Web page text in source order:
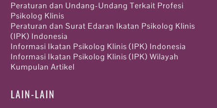
Peraturan dan Undang-Undang Terkait Profesi
Psikolog Klinis
Peraturan dan Surat Edaran Ikatan Psikolog Klinis
(IPK) Indonesia
Informasi Ikatan Psikolog Klinis (IPK) Indonesia
Informasi Ikatan Psikolog Klinis (IPK) Wilayah
Kumpulan Artikel
LAIN-LAIN